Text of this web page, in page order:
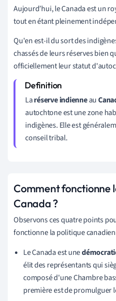
Aujourd’hui, le Canada est un
tout en étant pleinement
Qu'en est-il du sort des
chassés de leurs réserves bien
officiellement leur statut
Laréserve indienneau
autochtone est une zone
indigènes. Elle est
conseil tribal.
Comment fonctionne
Canada ?
Observons ces quatre points
fonctionne la politique
Le Canada est une
élit des représentants qui
composé d'une Chambre
première est de promulguer